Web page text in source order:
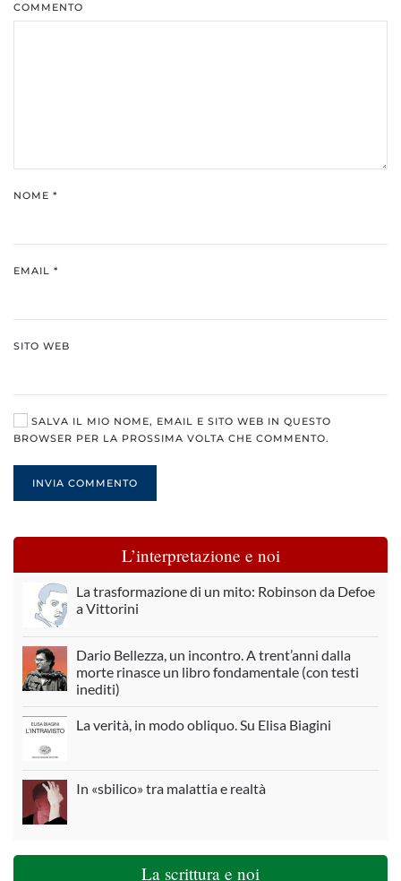
COMMENTO
NOME *
EMAIL *
SITO WEB
SALVA IL MIO NOME, EMAIL E SITO WEB IN QUESTO
BROWSER PER LA PROSSIMA VOLTA CHE COMMENTO.
INVIA COMMENTO
L’interpretazione e noi
La trasformazione di un mito: Robinson da Defoe
a Vittorini
Dario Bellezza, un incontro. A trent’anni dalla
morte rinasce un libro fondamentale (con testi
inediti)
La verità, in modo obliquo. Su Elisa Biagini
In «sbilico» tra malattia e realtà
La scrittura e noi